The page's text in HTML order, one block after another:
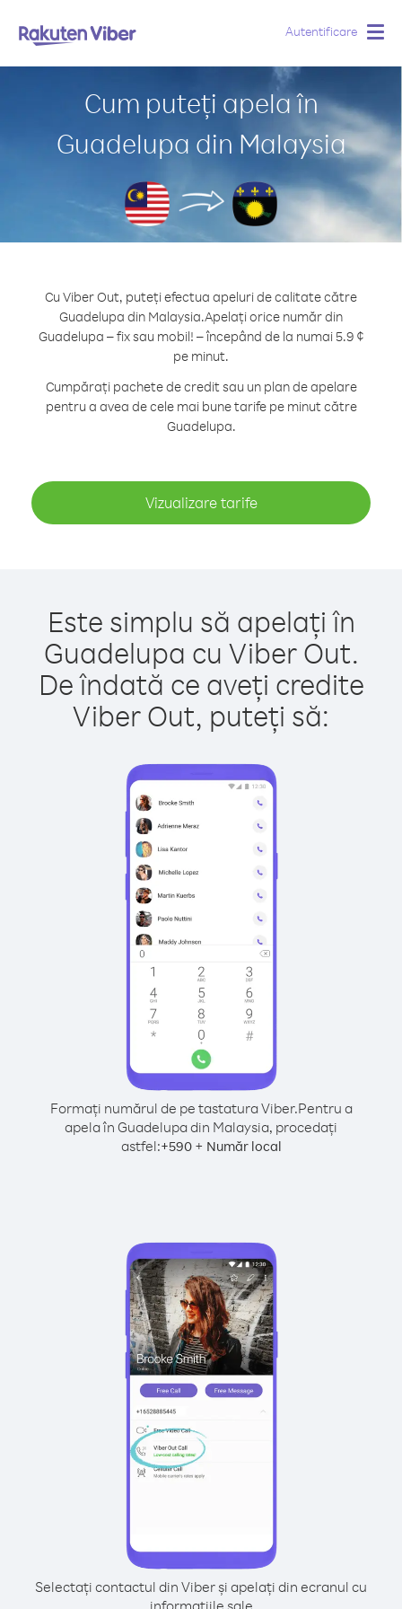
Autentificare
Cum puteți apela în
Guadelupa din Malaysia
Cu Viber Out, puteți efectua apeluri de calitate către
Guadelupa din Malaysia.Apelați orice număr din
Guadelupa – fix sau mobil! – începând de la numai 5.9 ¢
pe minut.
Cumpărați pachete de credit sau un plan de apelare
pentru a avea de cele mai bune tarife pe minut către
Guadelupa.
Vizualizare tarife
Este simplu să apelați în
Guadelupa cu Viber Out.
De îndată ce aveți credite
Viber Out, puteți să:
Formați numărul de pe tastatura Viber.Pentru a
apela în Guadelupa din Malaysia, procedați
astfel:+590+ Număr local
Selectați contactul din Viber și apelați din ecranul cu
informațiile sale